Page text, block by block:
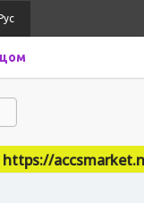
accsmarket.news